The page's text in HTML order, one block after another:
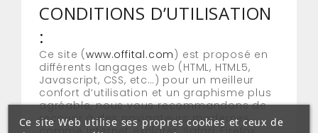
CONDITIONS D’UTILISATION
:
Ce site (www.offital.com) est proposé en
différents langages web (HTML, HTML5,
Javascript, CSS, etc…) pour un meilleur
confort d’utilisation et un graphisme plus
agréable, nous vous recommandons de
recourir à des navigateurs modernes
Ce site Web utilise ses propres cookies et ceux de